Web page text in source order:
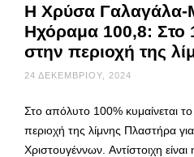
Η Χρύσα Γαλαγάλα-
Ηχόραμα 100,8: Στο
στην περιοχή της
24 ΔΕΚΕΜΒΡΊΟΥ, 2024
Στο απόλυτο 100% κυμαίνεται
περιοχή της λίμνης Πλαστήρα
Χριστουγέννων. Αντίστοιχη